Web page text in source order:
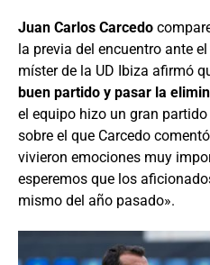
Juan Carlos Carcedo
la previa del encuentro ante
míster de la UD Ibiza afirmó
buen partido y pasar la
el equipo hizo un gran partido
sobre el que Carcedo
vivieron emociones muy
esperemos que los
mismo del año pasado».